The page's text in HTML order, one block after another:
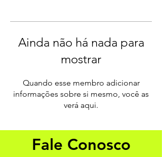
Ainda não há nada para
mostrar
Quando esse membro adicionar
informações sobre si mesmo, você as
verá aqui.
Fale Conosco